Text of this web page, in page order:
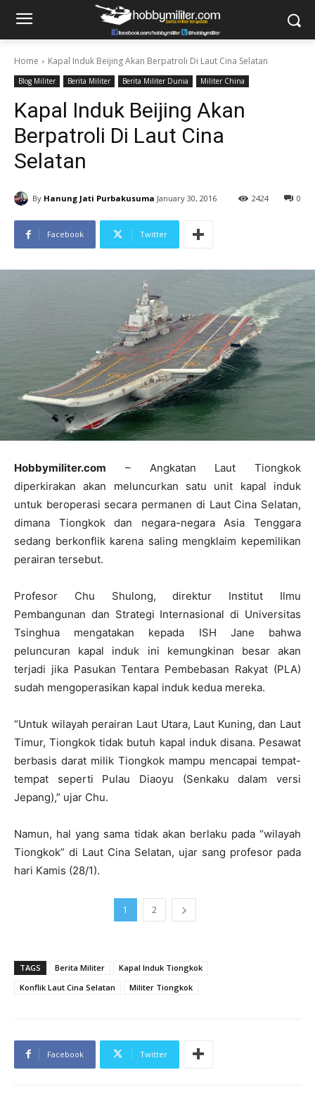
Home Kapal Induk Beijing Akan Berpatroli Di Laut Cina Selatan
Blog Militer Berita Militer Berita Militer Dunia Militer China
Kapal Induk Beijing Akan
Berpatroli Di Laut Cina
Selatan
By Hanung Jati Purbakusuma January 30, 2016 0
2424
Facebook Twitter
Hobbymiliter.com – Angkatan Laut Tiongkok
diperkirakan akan meluncurkan satu unit kapal induk
untuk beroperasi secara permanen di Laut Cina Selatan,
dimana Tiongkok dan negara-negara Asia Tenggara
sedang berkonflik karena saling mengklaim kepemilikan
perairan tersebut.
Profesor Chu Shulong, direktur Institut Ilmu
Pembangunan dan Strategi Internasional di Universitas
Tsinghua mengatakan kepada ISH Jane bahwa
peluncuran kapal induk ini kemungkinan besar akan
terjadi jika Pasukan Tentara Pembebasan Rakyat (PLA)
sudah mengoperasikan kapal induk kedua mereka.
“Untuk wilayah perairan Laut Utara, Laut Kuning, dan Laut
Timur, Tiongkok tidak butuh kapal induk disana. Pesawat
berbasis darat milik Tiongkok mampu mencapai tempat-
tempat seperti Pulau Diaoyu (Senkaku dalam versi
Jepang),” ujar Chu.
Namun, hal yang sama tidak akan berlaku pada “wilayah
Tiongkok” di Laut Cina Selatan, ujar sang profesor pada
hari Kamis (28/1).
1 2
TAGS Berita Militer
Kapal Induk Tiongkok
Konflik Laut Cina Selatan
Militer Tiongkok
Facebook Twitter